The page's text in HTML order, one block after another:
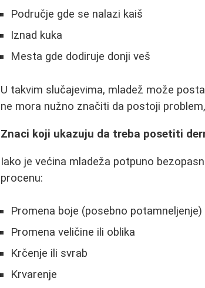
Područje gde se nalazi kaiš
Iznad kuka
Mesta gde dodiruje donji veš
U takvim slučajevima, mladež može
ne mora nužno značiti da postoji
Znaci koji ukazuju da treba posetiti
Iako je većina mladeža potpuno
procenu:
Promena boje (posebno potamneljenje)
Promena veličine ili oblika
Krčenje ili svrab
Krvarenje